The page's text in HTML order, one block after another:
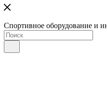
Спортивное оборудование и